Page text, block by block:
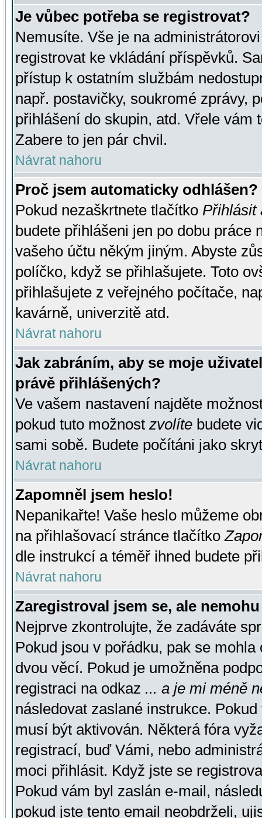
Je vůbec potřeba se registrovat?
Nemusíte. Vše je na
registrovat ke vkládání příspěvků.
přístup k ostatním službám
např. postavičky, soukromé zprávy,
přihlášení do skupin, atd. Vřele vám
Zabere to jen pár chvil.
Návrat nahoru
Proč jsem automaticky odhlášen?
Pokud nezaškrtnete tlačítko Přihlásit
budete přihlášeni jen po dobu práce
vašeho účtu někým jiným. Abyste
políčko, když se přihlašujete. Toto
přihlašujete z veřejného počítače,
kavárně, univerzitě atd.
Návrat nahoru
Jak zabráním, aby se moje
právě přihlášených?
Ve vašem nastavení najděte
pokud tuto možnost zvolíte budete
sami sobě. Budete počítáni jako
Návrat nahoru
Zapomněl jsem heslo!
Nepanikařte! Vaše heslo můžeme
na přihlašovací stránce tlačítko
dle instrukcí a téměř ihned budete
Návrat nahoru
Zaregistroval jsem se, ale
Nejprve zkontrolujte, že zadáváte
Pokud jsou v pořádku, pak se
dvou věcí. Pokud je umožněna
registraci na odkaz ... a je mi méně
následovat zaslané instrukce.
musí být aktivován. Některá fóra
registrací, buď Vámi, nebo
moci přihlásit. Když jste se
Pokud vám byl zaslán e-mail,
pokud jste tento email neobdrželi,